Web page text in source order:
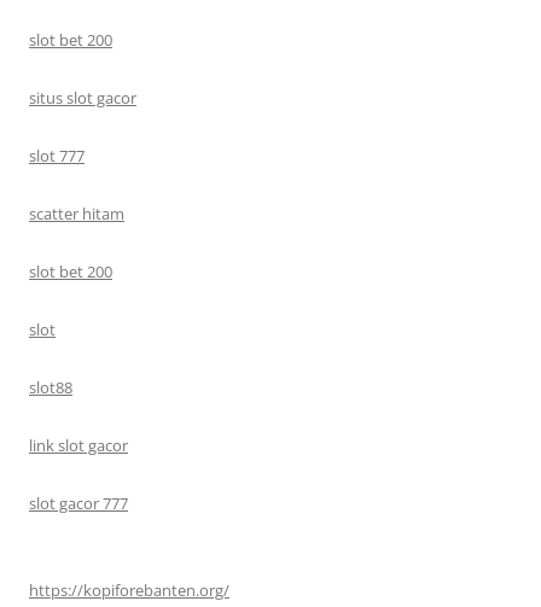
slot bet 200
situs slot gacor
slot 777
scatter hitam
slot bet 200
slot
slot88
link slot gacor
slot gacor 777
https://kopiforebanten.org/